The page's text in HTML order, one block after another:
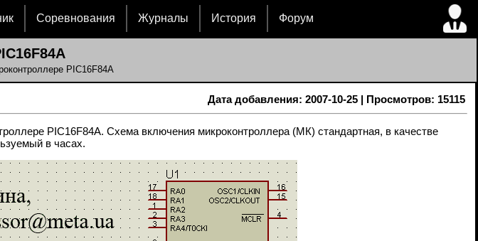
Соревнования Журналы История Форум
PIC16F84A
Дата добавления: 2007-10-25 | Просмотров: 15115
PIC16F84A. Схема включения микроконтроллера (МК) стандартная, в качестве
в часах.